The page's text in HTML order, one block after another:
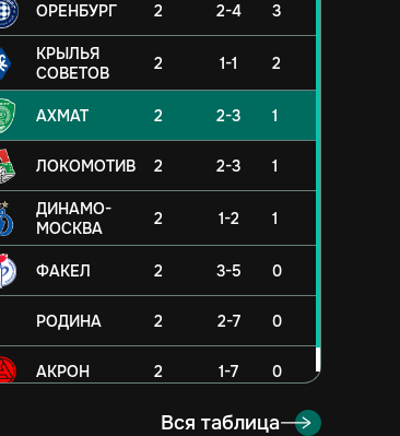
ОРЕНБУРГ 2 2-4 3
КРЫЛЬЯ
СОВЕТОВ
2 1-1 2
АХМАТ 2 2-3 1
ЛОКОМОТИВ 2 2-3 1
ДИНАМО-
МОСКВА
2 1-2 1
ФАКЕЛ 2 3-5 0
РОДИНА 2 2-7 0
АКРОН 2 1-7 0
Вся таблица